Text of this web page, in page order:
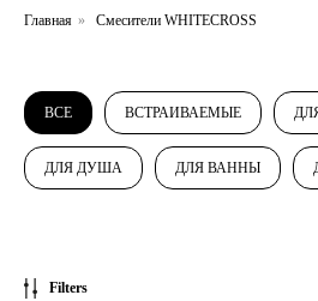
Главная » Смесители WHITECROSS
ВСЕ ВСТРАИВАЕМЫЕ
ДЛЯ ДУША ДЛЯ ВАННЫ
Filters